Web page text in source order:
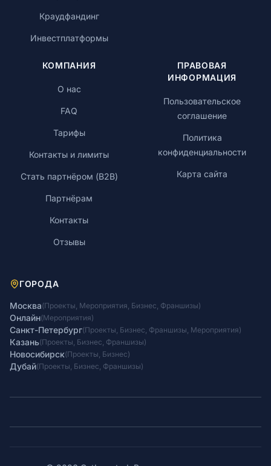
Краудфандинг
Инвестплатформы
КОМПАНИЯ
О нас
FAQ
Тарифы
Контакты и лимиты
Стать партнёром (B2B)
Партнёрам
Контакты
Отзывы
ПРАВОВАЯ
ИНФОРМАЦИЯ
Пользовательское
соглашение
Политика
конфиденциальности
Карта сайта
ГОРОДА
Москва(Проекты, Мероприятия, Бизнес, Франшизы)
Онлайн(Мероприятия)
Санкт-Петербург(Проекты, Бизнес, Франшизы, Мероприятия)
Казань(Проекты, Бизнес, Франшизы)
Новосибирск(Проекты, Бизнес)
Дубай(Проекты, Бизнес, Франшизы)